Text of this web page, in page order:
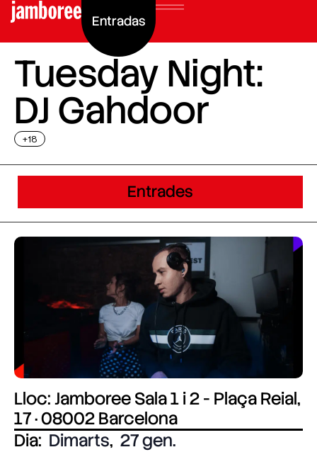
Entradas
Tuesday Night:
DJ Gahdoor
+18
Entrades
Lloc: Jamboree Sala 1 i 2 - Plaça Reial,
17 · 08002 Barcelona
Dia: Dimarts, 27 gen.